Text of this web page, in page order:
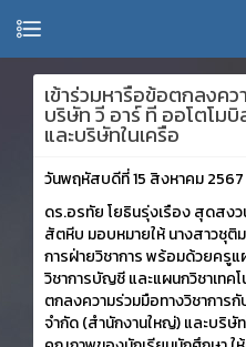
เข้าร่วมหารือข้อตกลงค
บริษัท วี อาร์ ที ออโตโม
และบริษัทในเครือ
วันพฤหัสบดีที่ 15 สิงหาคม 2567
ดร.อรทัย โยธินรุ่งเรือง สุดสง
สัตหีบ มอบหมายให้ นางสาวชุติ
การฝ่ายวิชาการ พร้อมด้วยครู
วิชาการบัญชี และแผนกวิชาเทค
ตกลงความร่วมมือทางวิชาการ
จำกัด (สำนักงานใหญ่) และบริษั